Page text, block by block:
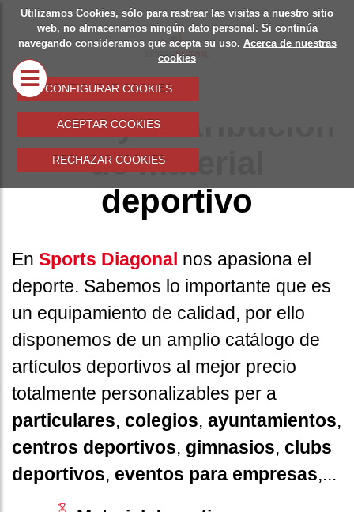
Utilizamos Cookies, sólo para rastrear las visitas a nuestro sitio
web, no almacenamos ningún dato personal. Si continúa
navegando consideramos que acepta su uso. Acerca de nuestras
cookies
CONFIGURAR COOKIES
ACEPTAR COOKIES
RECHAZAR COOKIES
SOBRE
NOSOTROS
Sports diagonal
Venta y distribución
de material
deportivo
En Sports Diagonal nos apasiona el
deporte. Sabemos lo importante que es
un equipamiento de calidad, por ello
disponemos de un amplio catálogo de
artículos deportivos al mejor precio
totalmente personalizables per a
particulares, colegios, ayuntamientos,
centros deportivos, gimnasios, clubs
deportivos, eventos para empresas,...